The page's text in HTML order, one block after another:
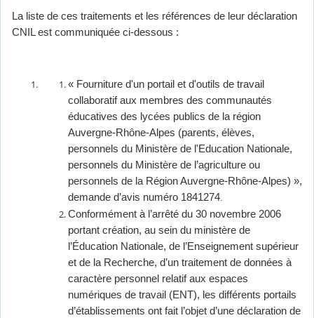
La liste de ces traitements et les références de leur déclaration
CNIL est communiquée ci-dessous :
« Fourniture d'un portail et d'outils de travail
collaboratif aux membres des communautés
éducatives des lycées publics de la région
Auvergne-Rhône-Alpes (parents, élèves,
personnels du Ministère de l'Education Nationale,
personnels du Ministère de l’agriculture ou
personnels de la Région Auvergne-Rhône-Alpes) »,
demande d’avis numéro 1841274.
Conformément à l’arrêté du 30 novembre 2006
portant création, au sein du ministère de
l’Éducation Nationale, de l’Enseignement supérieur
et de la Recherche, d’un traitement de données à
caractère personnel relatif aux espaces
numériques de travail (ENT), les différents portails
d’établissements ont fait l’objet d’une déclaration de